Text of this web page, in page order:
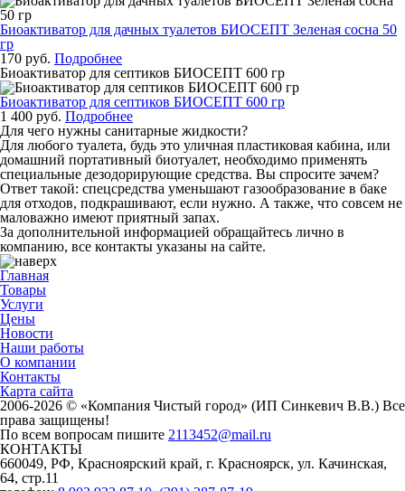
Биоактиватор для дачных туалетов БИОСЕПТ Зеленая сосна 50
гр
170 руб. Подробнее
Биоактиватор для септиков БИОСЕПТ 600 гр
Биоактиватор для септиков БИОСЕПТ 600 гр
1 400 руб. Подробнее
Для чего нужны санитарные жидкости?
Для любого туалета, будь это уличная пластиковая кабина, или
домашний портативный биотуалет, необходимо применять
специальные дезодорирующие средства. Вы спросите зачем?
Ответ такой: спецсредства уменьшают газообразование в баке
для отходов, подкрашивают, если нужно. А также, что совсем не
маловажно имеют приятный запах.
За дополнительной информацией обращайтесь лично в
компанию, все контакты указаны на сайте.
Главная
Товары
Услуги
Цены
Новости
Наши работы
О компании
Контакты
Карта сайта
2006-2026 © «Компания Чистый город» (ИП Синкевич В.В.) Все
права защищены!
По всем вопросам пишите 2113452@mail.ru
КОНТАКТЫ
660049, РФ, Красноярский край, г. Красноярск, ул. Качинская,
64, стр.11